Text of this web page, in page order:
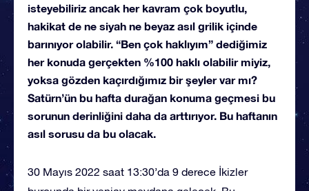
isteyebiliriz ancak her kavram çok boyutlu,
hakikat de ne siyah ne beyaz asıl grilik içinde
barınıyor olabilir. “Ben çok haklıyım” dediğimiz
her konuda gerçekten %100 haklı olabilir miyiz,
yoksa gözden kaçırdığımız bir şeyler var mı?
Satürn’ün bu hafta durağan konuma geçmesi bu
sorunun derinliğini daha da arttırıyor. Bu haftanın
asıl sorusu da bu olacak.
30 Mayıs 2022 saat 13:30’da 9 derece İkizler